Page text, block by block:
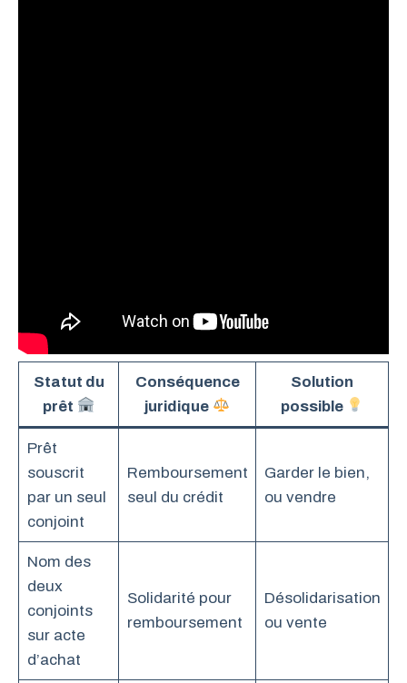
Statut du
prêt
Conséquence
juridique
Solution
possible
Prêt
souscrit
par un seul
conjoint
Remboursement
seul du crédit
Garder le bien,
ou vendre
Nom des
deux
conjoints
sur acte
d’achat
Solidarité pour
remboursement
Désolidarisation
ou vente